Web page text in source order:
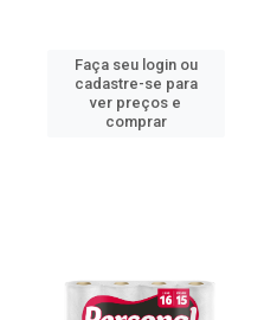
Faça seu login ou
cadastre-se para
ver preços e
comprar